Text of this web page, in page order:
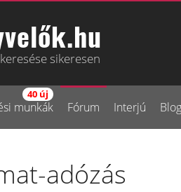
sikeresen
munkák
40 új
Fórum Interjú Blog
adózás